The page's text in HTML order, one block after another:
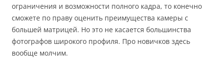
ограничения и возможности полного кадра, то конечно
сможете по праву оценить преимущества камеры с
большей матрицей. Но это не касается большинства
фотографов широкого профиля. Про новичков здесь
вообще молчим.